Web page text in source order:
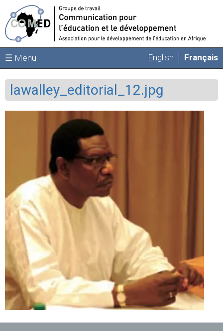
Aller au contenu principal
English Français
☰ Menu
lawalley_editorial_12.jpg